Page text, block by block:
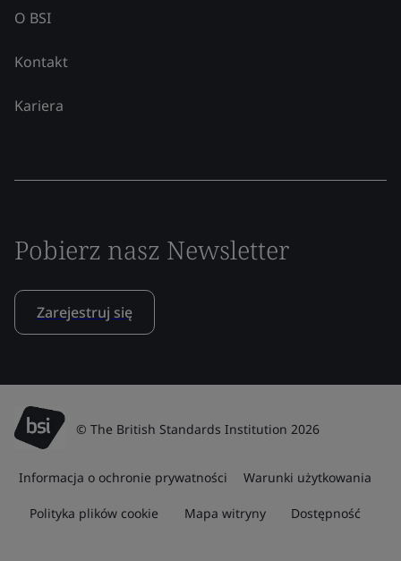
O BSI
Kontakt
Kariera
Pobierz nasz Newsletter
Zarejestruj się
© The British Standards Institution 2026
Informacja o ochronie prywatności Warunki użytkowania
Polityka plików cookie Mapa witryny Dostępność